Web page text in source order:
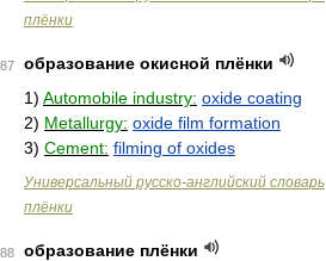
плёнки
87
образование окисной плёнки
1) Automobile industry: oxide coating
2) Metallurgy: oxide film formation
3) Cement: filming of oxides
Универсальный русско-английский словарь
плёнки
88
образование плёнки